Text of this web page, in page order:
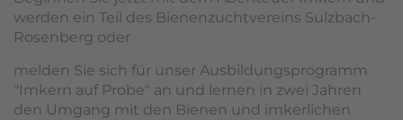
werden ein Teil des Bienenzuchtvereins Sulzbach-
Rosenberg oder
melden Sie sich für unser Ausbildungsprogramm
"Imkern auf Probe" an und lernen in zwei Jahren
den Umgang mit den Bienen und imkerlichen